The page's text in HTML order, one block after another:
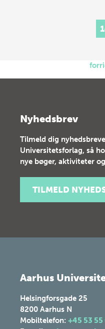
Nyhedsbrev
Tilmeld dig
Universitetsforlag, så
nye bøger, aktiviteter
TILMELD
Aarhus
Helsingforsgade 25
8200 Aarhus N
Mobiltelefon: +45 53